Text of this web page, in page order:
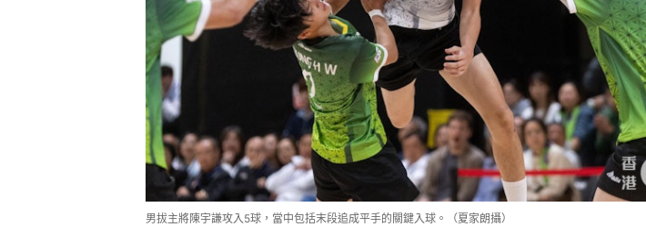
男拔主將陳宇謙攻入5球，當中包括末段追成平手的關鍵入球。（夏家朗攝）